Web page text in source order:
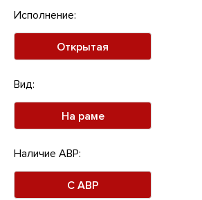
Исполнение:
Открытая
Вид:
На раме
Наличие АВР:
С АВР